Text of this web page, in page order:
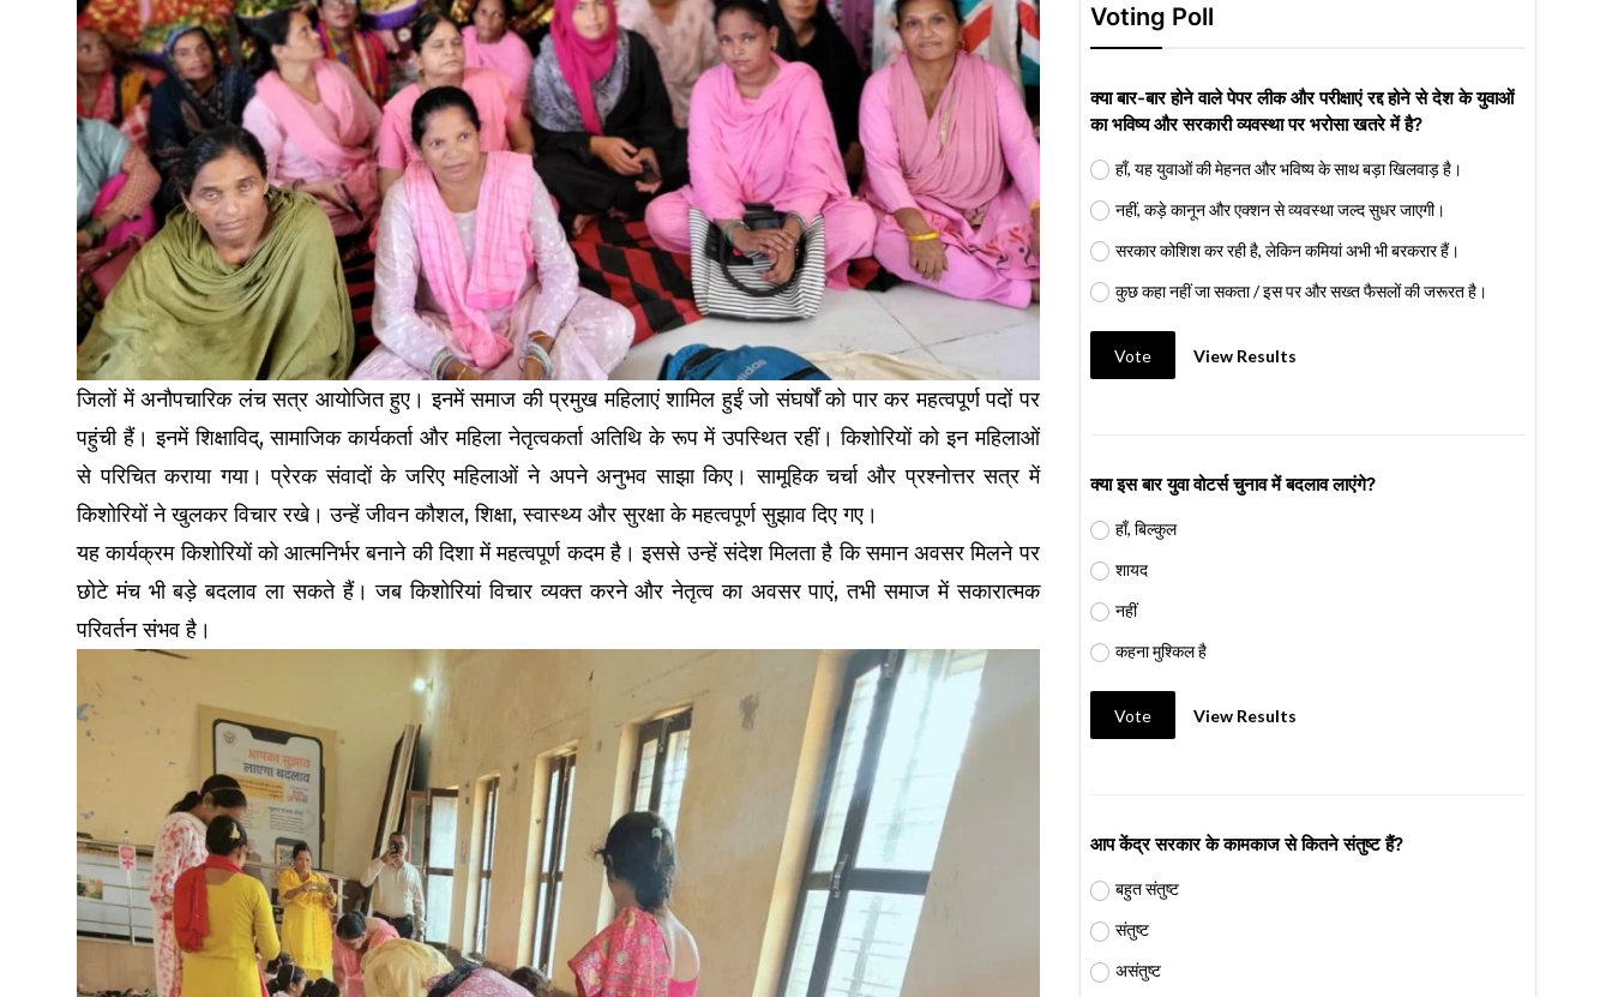
जिलों में अनौपचारिक लंच सत्र आयोजित हुए। इनमें समाज की प्रमुख महिलाएं शामिल हुईं जो संघर्षों को पार कर महत्वपूर्ण पदों पर
पहुंची हैं। इनमें शिक्षाविद्, सामाजिक कार्यकर्ता और महिला नेतृत्वकर्ता अतिथि के रूप में उपस्थित रहीं। किशोरियों को इन महिलाओं
से परिचित कराया गया। प्रेरक संवादों के जरिए महिलाओं ने अपने अनुभव साझा किए। सामूहिक चर्चा और प्रश्नोत्तर सत्र में
किशोरियों ने खुलकर विचार रखे। उन्हें जीवन कौशल, शिक्षा, स्वास्थ्य और सुरक्षा के महत्वपूर्ण सुझाव दिए गए।
यह कार्यक्रम किशोरियों को आत्मनिर्भर बनाने की दिशा में महत्वपूर्ण कदम है। इससे उन्हें संदेश मिलता है कि समान अवसर मिलने पर
छोटे मंच भी बड़े बदलाव ला सकते हैं। जब किशोरियां विचार व्यक्त करने और नेतृत्व का अवसर पाएं, तभी समाज में सकारात्मक
परिवर्तन संभव है।
Voting Poll
क्या बार-बार होने वाले पेपर लीक और परीक्षाएं रद्द होने से देश के युवाओं
का भविष्य और सरकारी व्यवस्था पर भरोसा खतरे में है?
हाँ, यह युवाओं की मेहनत और भविष्य के साथ बड़ा खिलवाड़ है।
नहीं, कड़े कानून और एक्शन से व्यवस्था जल्द सुधर जाएगी।
सरकार कोशिश कर रही है, लेकिन कमियां अभी भी बरकरार हैं।
कुछ कहा नहीं जा सकता / इस पर और सख्त फैसलों की जरूरत है।
Vote View Results
क्या इस बार युवा वोटर्स चुनाव में बदलाव लाएंगे?
हाँ, बिल्कुल
शायद
नहीं
कहना मुश्किल है
Vote View Results
आप केंद्र सरकार के कामकाज से कितने संतुष्ट हैं?
बहुत संतुष्ट
संतुष्ट
असंतुष्ट